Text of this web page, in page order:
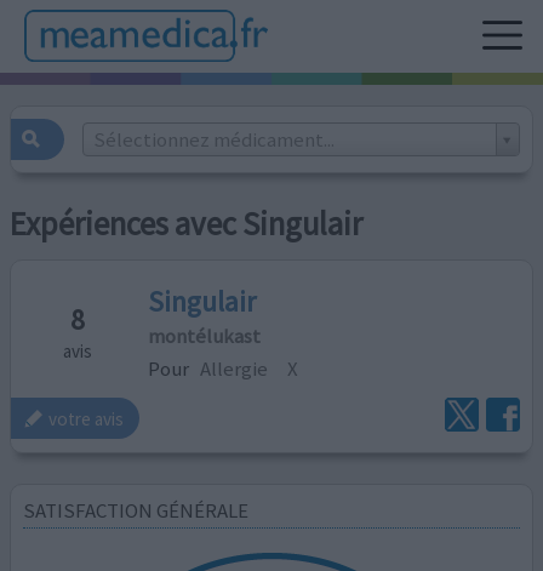
Sélectionnez médicament...
Expériences avec Singulair
8
avis
Singulair
montélukast
Pour Allergie X
votre avis
SATISFACTION GÉNÉRALE